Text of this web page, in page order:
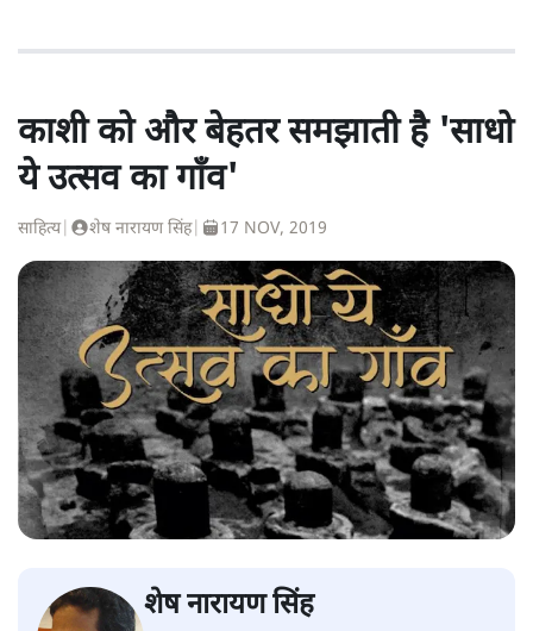
काशी को और बेहतर समझाती है 'साधो
ये उत्सव का गाँव'
साहित्य| शेष नारायण सिंह| 17 NOV, 2019
शेष नारायण सिंह